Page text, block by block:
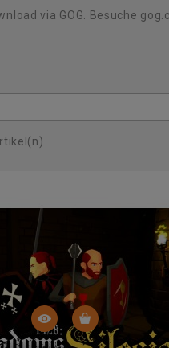
via GOG. Besuche